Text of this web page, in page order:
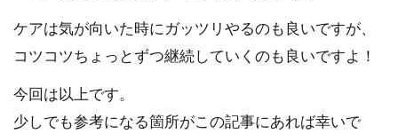
ケアは気が向いた時にガッツリやるのも良いですが、
コツコツちょっとずつ継続していくのも良いですよ！
今回は以上です。
少しでも参考になる箇所がこの記事にあれば幸いで